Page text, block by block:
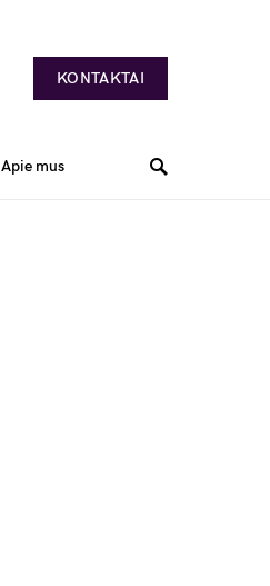
KONTAKTAI
Apie mus